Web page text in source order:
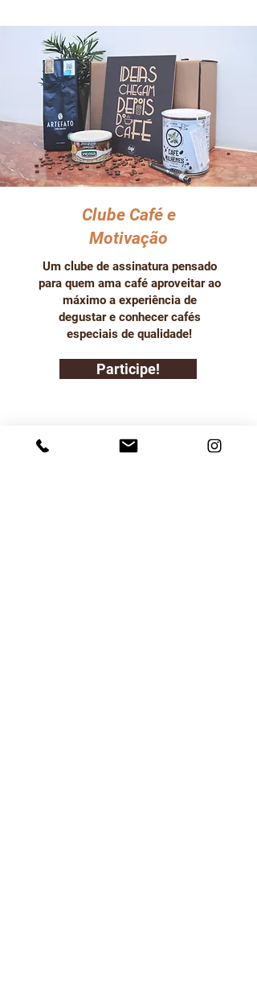
Clube Café e
Motivação
Um clube de assinatura pensado
para quem ama café aproveitar ao
máximo a experiência de
degustar e conhecer cafés
especiais de qualidade!
Participe!
Termos de Uso